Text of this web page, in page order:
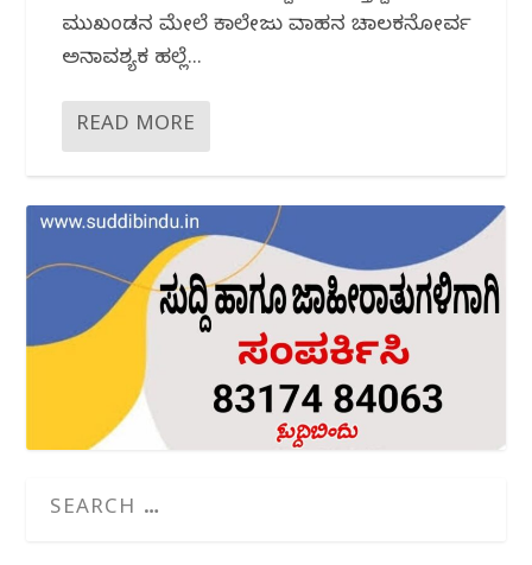
ಮುಖಂಡನ ಮೇಲೆ ಕಾಲೇಜು ವಾಹನ ಚಾಲಕನೋರ್ವ
ಅನಾವಶ್ಯಕ ಹಲ್ಲೆ...
READ MORE